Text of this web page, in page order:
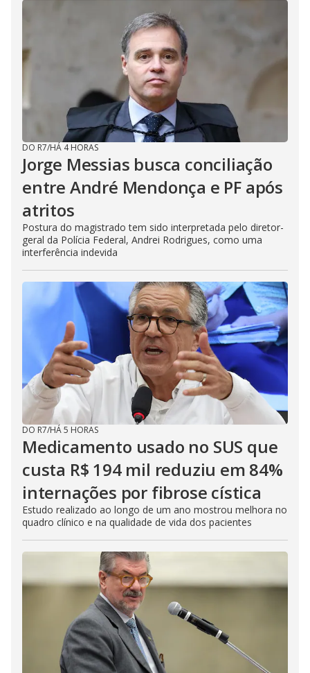
DO R7/HÁ 4 HORAS
Jorge Messias busca conciliação
entre André Mendonça e PF após
atritos
Postura do magistrado tem sido interpretada pelo diretor-
geral da Polícia Federal, Andrei Rodrigues, como uma
interferência indevida
DO R7/HÁ 5 HORAS
Medicamento usado no SUS que
custa R$ 194 mil reduziu em 84%
internações por fibrose cística
Estudo realizado ao longo de um ano mostrou melhora no
quadro clínico e na qualidade de vida dos pacientes